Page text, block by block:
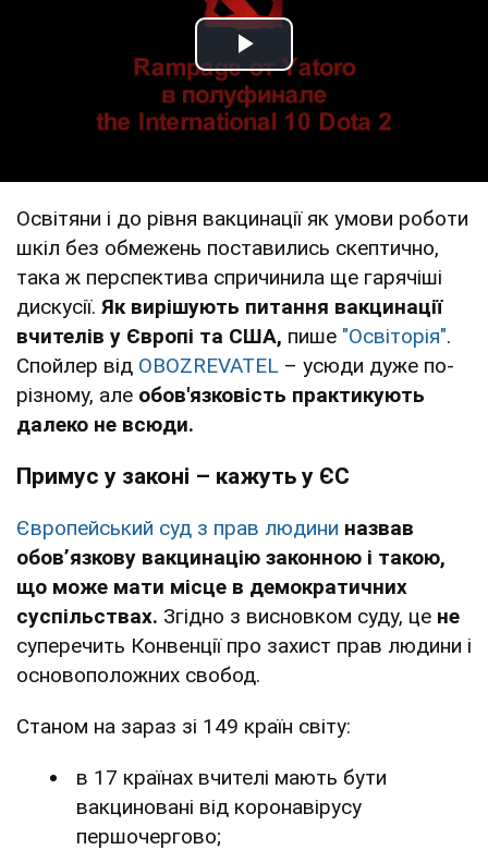
Play Video
Освітяни і до рівня вакцинації як умови роботи
шкіл без обмежень поставились скептично,
така ж перспектива спричинила ще гарячіші
дискусії. Як вирішують питання вакцинації
вчителів у Європі та США, пише "Освіторія".
Спойлер від OBOZREVATEL – усюди дуже по-
різному, але обов'язковість практикують
далеко не всюди.
Примус у законі – кажуть у ЄС
Європейський суд з прав людини назвав
обов’язкову вакцинацію законною і такою,
що може мати місце в демократичних
суспільствах. Згідно з висновком суду, це не
суперечить Конвенції про захист прав людини і
основоположних свобод.
Станом на зараз зі 149 країн світу:
в 17 країнах вчителі мають бути
вакциновані від коронавірусу
першочергово;